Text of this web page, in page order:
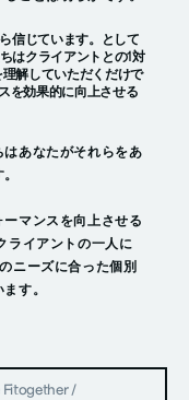
信じています。として
はクライアントとの1対
解していただくだけで
を効果的に向上させる
はあなたがそれらをあ
マンスを向上させる
ライアントの一人に
ニーズに合った個別
す。
Fitogether /